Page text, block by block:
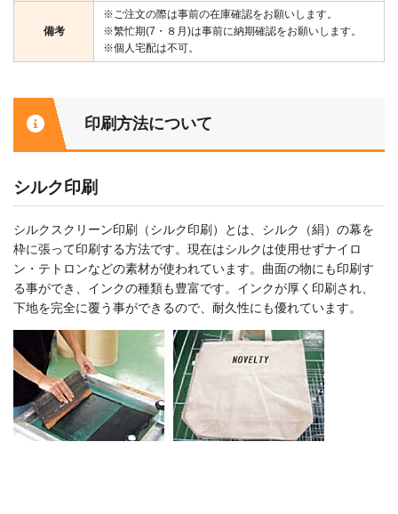
備考
※ご注文の際は事前の在庫確認をお願いします。
※繁忙期(7・８月)は事前に納期確認をお願いします。
※個人宅配は不可。
印刷方法について
シルク印刷
シルクスクリーン印刷（シルク印刷）とは、シルク（絹）の幕を
枠に張って印刷する方法です。現在はシルクは使用せずナイロ
ン・テトロンなどの素材が使われています。曲面の物にも印刷す
る事ができ、インクの種類も豊富です。インクが厚く印刷され、
下地を完全に覆う事ができるので、耐久性にも優れています。